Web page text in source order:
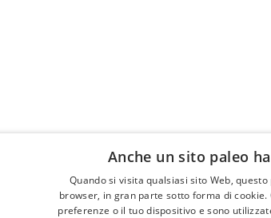
Cerca attività
Anche un sito paleo
Quando si visita qualsiasi sito Web,
browser, in gran parte sotto forma di
preferenze o il tuo dispositivo e sono